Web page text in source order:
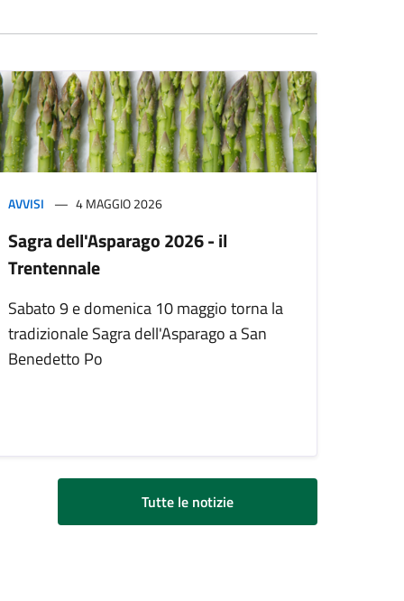
AVVISI 4 MAGGIO 2026
Sagra dell'Asparago 2026 - il
Trentennale
Sabato 9 e domenica 10 maggio torna la
tradizionale Sagra dell'Asparago a San
Benedetto Po
Tutte le notizie